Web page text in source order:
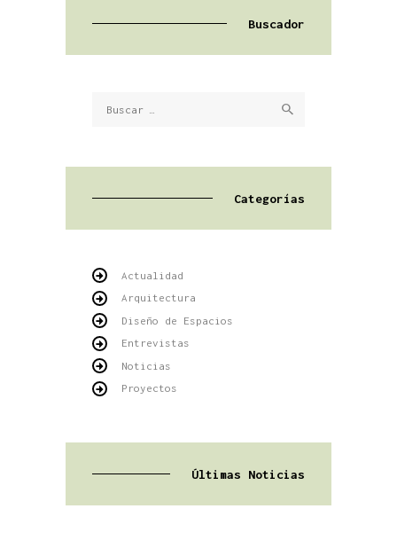
Buscador
Categorías
Actualidad
Arquitectura
Diseño de Espacios
Entrevistas
Noticias
Proyectos
Últimas Noticias